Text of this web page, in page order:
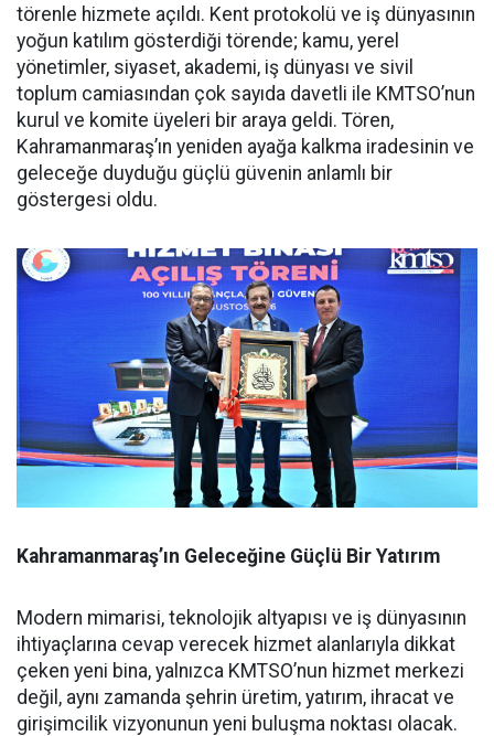
törenle hizmete açıldı. Kent protokolü ve iş dünyasının
yoğun katılım gösterdiği törende; kamu, yerel
yönetimler, siyaset, akademi, iş dünyası ve sivil
toplum camiasından çok sayıda davetli ile KMTSO’nun
kurul ve komite üyeleri bir araya geldi. Tören,
Kahramanmaraş’ın yeniden ayağa kalkma iradesinin ve
geleceğe duyduğu güçlü güvenin anlamlı bir
göstergesi oldu.
Kahramanmaraş’ın Geleceğine Güçlü Bir Yatırım
Modern mimarisi, teknolojik altyapısı ve iş dünyasının
ihtiyaçlarına cevap verecek hizmet alanlarıyla dikkat
çeken yeni bina, yalnızca KMTSO’nun hizmet merkezi
değil, aynı zamanda şehrin üretim, yatırım, ihracat ve
girişimcilik vizyonunun yeni buluşma noktası olacak.